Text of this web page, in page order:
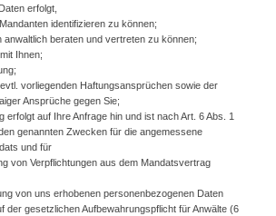
erfolgt,
identifizieren zu können;
anwaltlich beraten und vertreten zu können;
Ihnen;
vorliegenden Haftungsansprüchen sowie der
Ansprüche gegen Sie;
erfolgt auf Ihre Anfrage hin und ist nach Art. 6 Abs. 1
genannten Zwecken für die angemessene
und für
von Verpflichtungen aus dem Mandatsvertrag
von uns erhobenen personenbezogenen Daten
der gesetzlichen Aufbewahrungspflicht für Anwälte (6